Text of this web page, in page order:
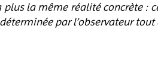
la même réalité concrète :
par l’observateur